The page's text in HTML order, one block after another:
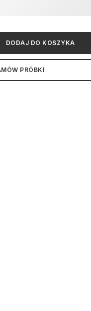
DODAJ DO KOSZYKA
PRÓBKI